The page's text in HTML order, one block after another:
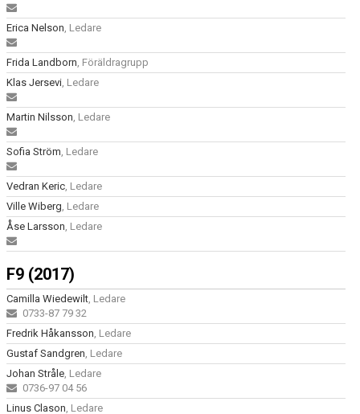
Erica Nelson, Ledare
Frida Landborn, Föräldragrupp
Klas Jersevi, Ledare
Martin Nilsson, Ledare
Sofia Ström, Ledare
Vedran Keric, Ledare
Ville Wiberg, Ledare
Åse Larsson, Ledare
F9 (2017)
Camilla Wiedewilt, Ledare
0733-87 79 32
Fredrik Håkansson, Ledare
Gustaf Sandgren, Ledare
Johan Stråle, Ledare
0736-97 04 56
Linus Clason, Ledare